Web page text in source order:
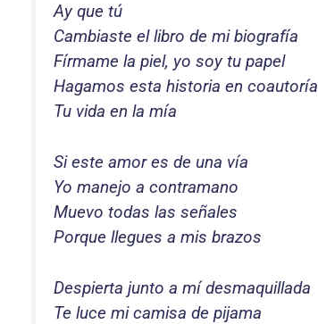
Ay que tú
Cambiaste el libro de mi biografía
Fírmame la piel, yo soy tu papel
Hagamos esta historia en coautoría
Tu vida en la mía
Si este amor es de una vía
Yo manejo a contramano
Muevo todas las señales
Porque llegues a mis brazos
Despierta junto a mí desmaquillada
Te luce mi camisa de pijama